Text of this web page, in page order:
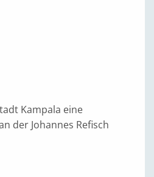
Kampala eine
der Johannes Refisch